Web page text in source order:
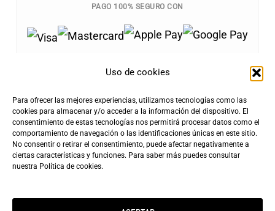
Uso de cookies
Para ofrecer las mejores experiencias, utilizamos tecnologías como las
cookies para almacenar y/o acceder a la información del dispositivo. El
consentimiento de estas tecnologías nos permitirá procesar datos como el
comportamiento de navegación o las identificaciones únicas en este sitio.
No consentir o retirar el consentimiento, puede afectar negativamente a
ciertas características y funciones. Para saber más puedes consultar
nuestra Política de cookies.
PAGO 100% SEGURO CON
Tarifa de Envío
4,90€
Entrega Rápida
24-72h
Envíos Gratis
+100€